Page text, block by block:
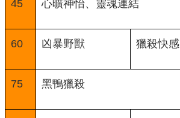
45 心曠神怡、靈魂連結
60 凶暴野獸 獵殺快感
75 黑鴨獵殺